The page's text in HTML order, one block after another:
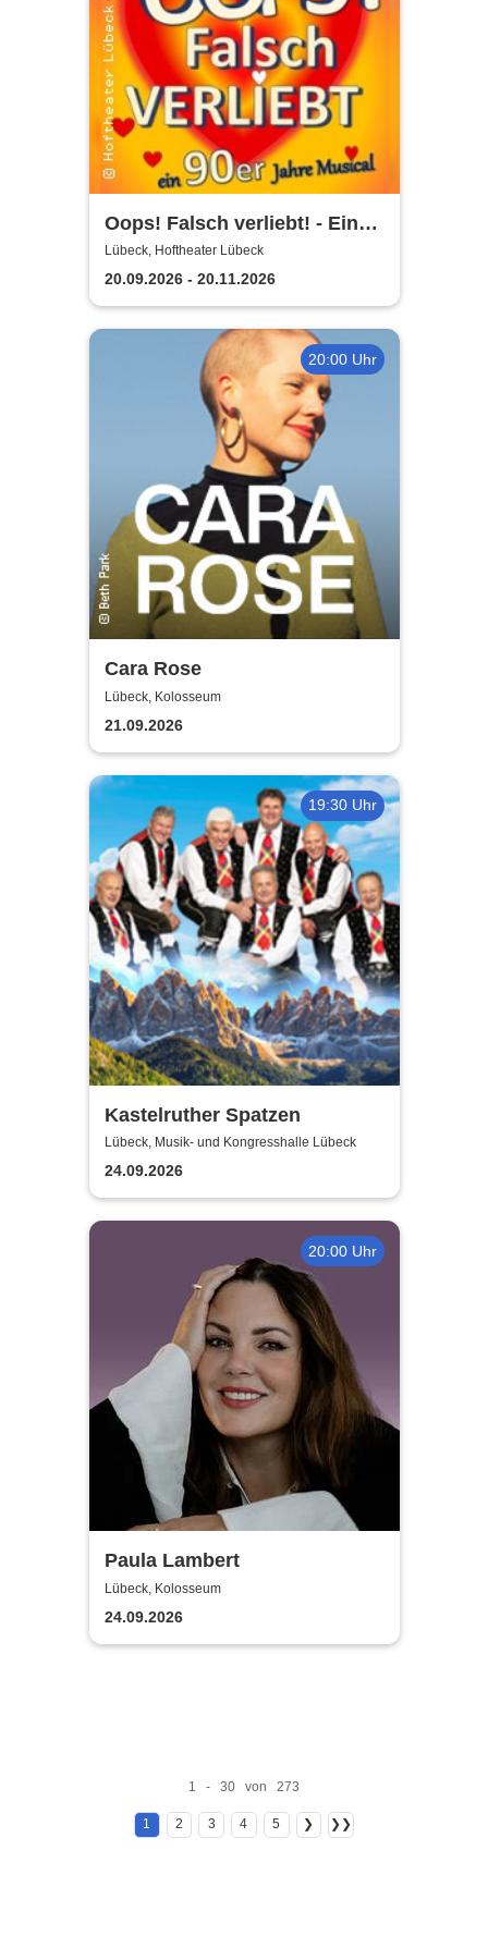
Oops! Falsch verliebt! - Eine
90er Jahre Musicalkomödie
Lübeck, Hoftheater Lübeck
20.09.2026 - 20.11.2026
20:00 Uhr
Cara Rose
Lübeck, Kolosseum
21.09.2026
19:30 Uhr
Kastelruther Spatzen
Lübeck, Musik- und Kongresshalle Lübeck
24.09.2026
20:00 Uhr
Paula Lambert
Lübeck, Kolosseum
24.09.2026
1 - 30 von 273
1 2 3 4 5 ❯ ❯❯